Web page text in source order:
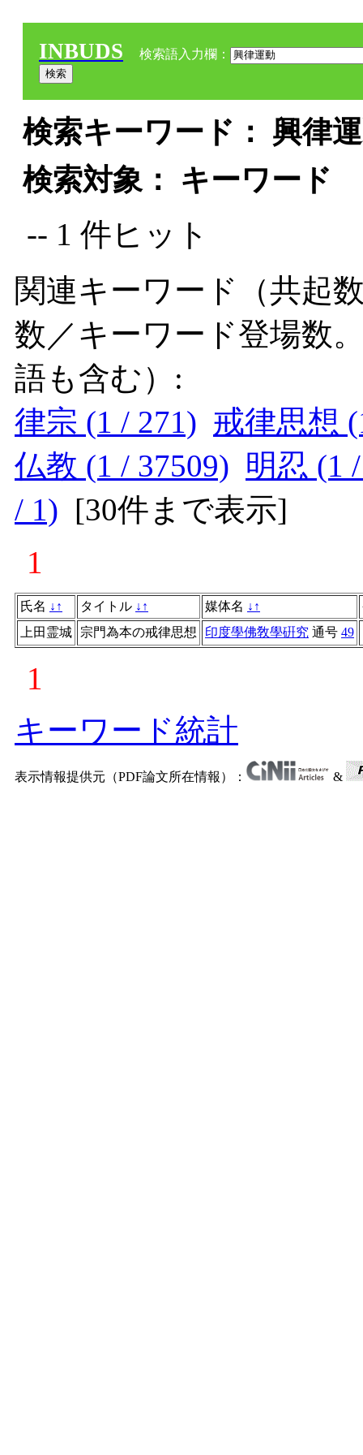
INBUDS 検索語入力欄：
検索キーワード： 興律
検索対象： キーワード
-- 1 件ヒット
関連キーワード（共起
数／キーワード登場数
語も含む）:
律宗 (1 / 271) 戒律思想
仏教 (1 / 37509) 明忍 (1
/ 1) [30件まで表示]
1
氏名 ↓ ↑ タイトル ↓ ↑ 媒体名 ↓ ↑
上田霊城
宗門為本の戒律思想 印度學佛敎學硏究 通号 49
1
キーワード統計
表示情報提供元（PDF論文所在情報）： &